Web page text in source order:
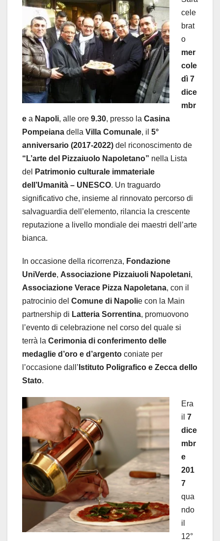
cele
brat
o
mer
cole
dì 7
dice
mbr
e a Napoli, alle ore 9.30, presso la Casina
Pompeiana della Villa Comunale, il 5°
anniversario (2017-2022) del riconoscimento de
“L’arte del Pizzaiuolo Napoletano” nella Lista
del
Patrimonio culturale immateriale
dell’Umanità – UNESCO. Un traguardo
significativo che, insieme al rinnovato percorso di
salvaguardia dell’elemento, rilancia la crescente
reputazione a livello mondiale dei maestri dell’arte
bianca.
In occasione della ricorrenza, Fondazione
UniVerde, Associazione Pizzaiuoli Napoletani,
Associazione Verace Pizza Napoletana, con il
patrocinio del Comune di Napolie con la Main
partnership di Latteria Sorrentina, promuovono
l’evento di celebrazione nel corso del quale si
terrà la Cerimonia di conferimento delle
medaglie d’oro e d’argento coniate per
l’occasione dall’ Istituto Poligrafico e Zecca dello
Stato.
Era
il 7
dice
mbr
e
201
7
qua
ndo
il
12°